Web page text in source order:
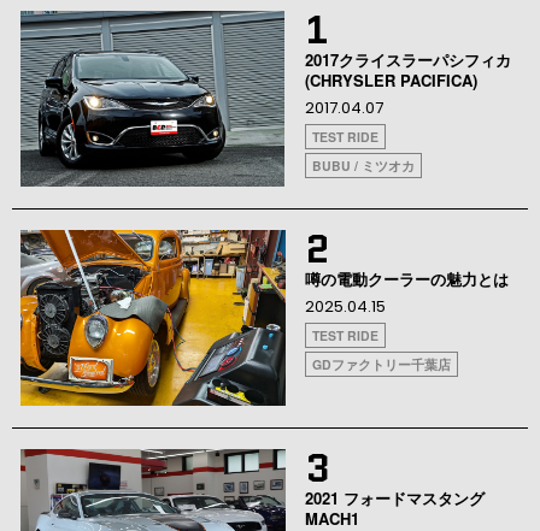
1
2017クライスラーパシフィカ
(CHRYSLER PACIFICA)
2017.04.07
TEST RIDE
BUBU / ミツオカ
2
噂の電動クーラーの魅力とは
2025.04.15
TEST RIDE
GDファクトリー千葉店
3
2021 フォードマスタング
MACH1